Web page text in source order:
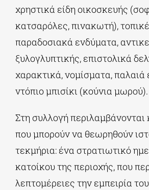
χρηστικά είδη οικοσκευής
κατσαρόλες, πινακωτή),
παραδοσιακά ενδύματα,
ξυλογλυπτικής, επιστολικά
χαρακτικά, νομίσματα, παλαιά
ντόπιο μπισίκι (κούνια μωρού).
Στη συλλογή περιλαμβάνονται
που μπορούν να θεωρηθούν
τεκμήρια: ένα στρατιωτικό
κατοίκου της περιοχής, που
λεπτομέρειες την εμπειρία